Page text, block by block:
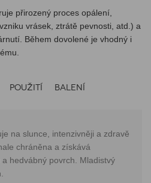
přirozený proces opálení,
vrásek, ztrátě pevnosti, atd.) a
Během dovolené je vhodný i
POUŽITÍ BALENÍ
na slunce, intenzivněji a zdravě
chráněna a získává
hedvábný povrch. Mladistvý